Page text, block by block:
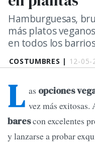
COSTUMBRES | 12-05-
Hamburguesas,
más platos
en todos los
L as opciones
vez más
barescon excelentes
y lanzarse a probar